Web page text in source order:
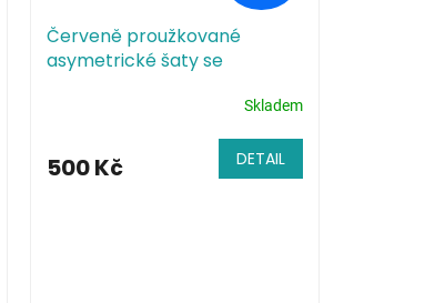
Červeně proužkované
asymetrické šaty se
Skladem
500 Kč DETAIL